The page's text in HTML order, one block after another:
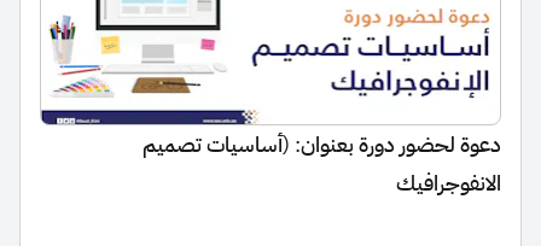
دعوة لحضور دورة بعنوان: (أساسيات تصميم
الانفوجرافيك